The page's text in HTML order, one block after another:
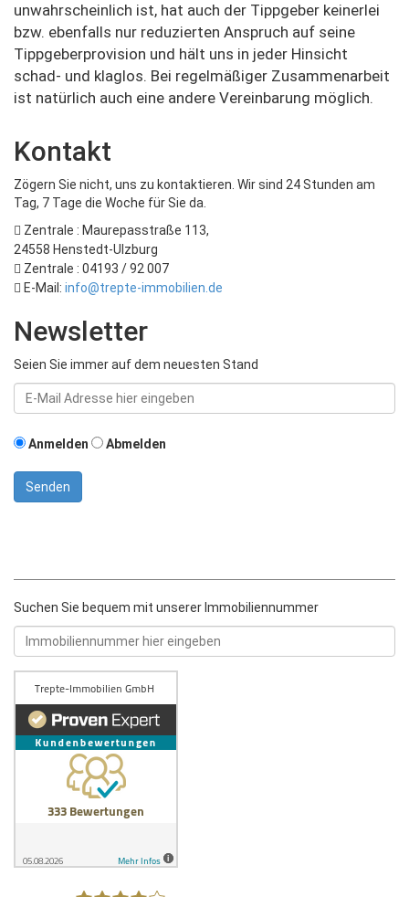
unwahrscheinlich ist, hat auch der Tippgeber keinerlei
bzw. ebenfalls nur reduzierten Anspruch auf seine
Tippgeberprovision und hält uns in jeder Hinsicht
schad- und klaglos. Bei regelmäßiger Zusammenarbeit
ist natürlich auch eine andere Vereinbarung möglich.
Kontakt
Zögern Sie nicht, uns zu kontaktieren. Wir sind 24 Stunden am
Tag, 7 Tage die Woche für Sie da.
Zentrale : Maurepasstraße 113,
24558 Henstedt-Ulzburg
Zentrale : 04193 / 92 007
E-Mail: info@trepte-immobilien.de
Newsletter
Seien Sie immer auf dem neuesten Stand
Email-
Addresse
Anmelden Abmelden
Senden
Suchen Sie bequem mit unserer Immobiliennummer
Immobiliennummer